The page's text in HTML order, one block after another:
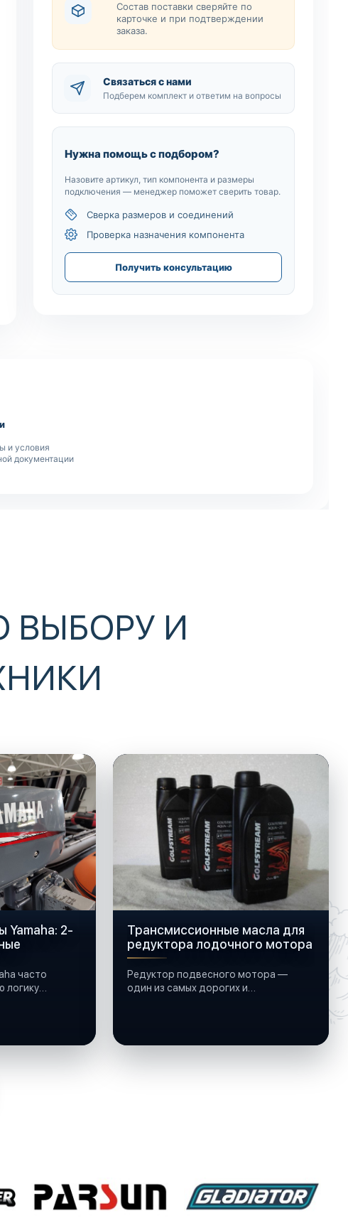
Состав поставки сверяйте по
карточке и при подтверждении
заказа.
Связаться с нами
Подберем комплект и ответим на вопросы
Нужна помощь с подбором?
Назовите артикул, тип компонента и размеры
подключения — менеджер поможет сверить товар.
Сверка размеров и соединений
Проверка назначения компонента
Получить консультацию
и условия
документации
ВЫБОРУ И
2-
часто
логику
Трансмиссионные масла для
редуктора лодочного мотора
Редуктор подвесного мотора —
один из самых дорогих и